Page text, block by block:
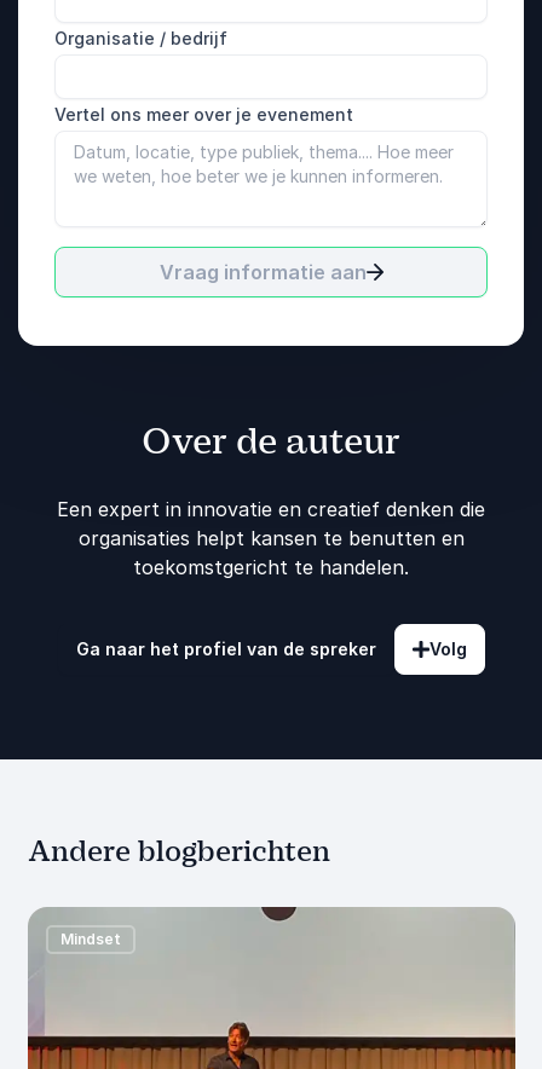
Organisatie / bedrijf
Vertel ons meer over je evenement
Vraag informatie aan
Over de auteur
Een expert in innovatie en creatief denken die
organisaties helpt kansen te benutten en
toekomstgericht te handelen.
Ga naar het profiel van de spreker Volg
Andere blogberichten
Mindset